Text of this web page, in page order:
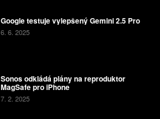
Google testuje vylepšený Gemini 2.5 Pro
6. 6. 2025
Sonos odkládá plány na reproduktor
MagSafe pro iPhone
7. 2. 2025